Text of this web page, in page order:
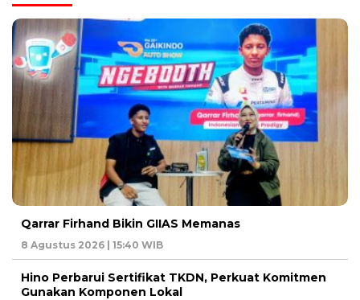
Qarrar Firhand Bikin GIIAS Memanas
8 Agustus 2026 | 15:40 WIB
Hino Perbarui Sertifikat TKDN, Perkuat Komitmen
Gunakan Komponen Lokal